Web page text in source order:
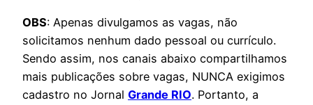
OBS: Apenas divulgamos as vagas, não
solicitamos nenhum dado pessoal ou currículo.
Sendo assim, nos canais abaixo compartilhamos
mais publicações sobre vagas, NUNCA exigimos
cadastro no Jornal Grande RIO. Portanto, a